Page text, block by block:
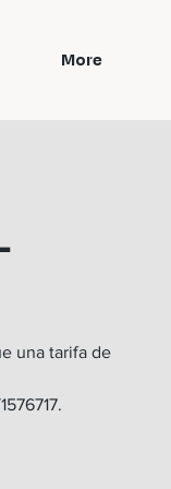
More
una tarifa de